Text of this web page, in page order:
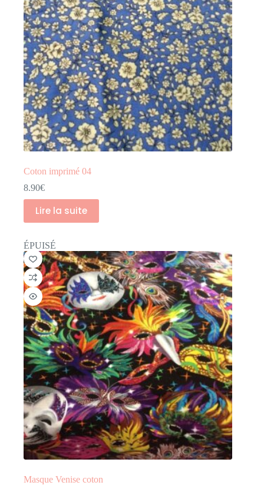
Coton imprimé 04
8.90€
Lire la suite
ÉPUISÉ
Masque Venise coton